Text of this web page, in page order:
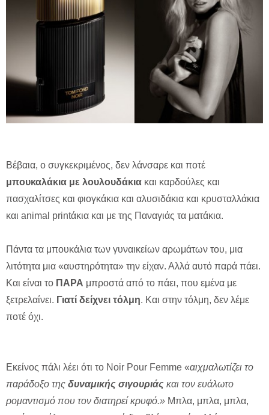
Βέβαια, ο συγκεκριμένος, δεν λάνσαρε και ποτέ
μπουκαλάκια με λουλουδάκια και καρδούλες και
πασχαλίτσες και φιογκάκια και αλυσιδάκια και κρυσταλλάκια
και animal printάκια και με της Παναγιάς τα ματάκια.
Πάντα τα μπουκάλια των γυναικείων αρωμάτων του, μια
λιτότητα μια «αυστηρότητα» την είχαν. Αλλά αυτό παρά πάει.
Και είναι το ΠΑΡΑ μπροστά από το πάει, που εμένα με
ξετρελαίνει. Γιατί δείχνει τόλμη. Και στην τόλμη, δεν λέμε
ποτέ όχι.
Eκείνος πάλι λέει ότι το Noir Pour Femme «αιχμαλωτίζει το
παράδοξο της δυναμικής σιγουριάς και τον ευάλωτο
ρομαντισμό που τον διατηρεί κρυφό.» Μπλα, μπλα, μπλα,